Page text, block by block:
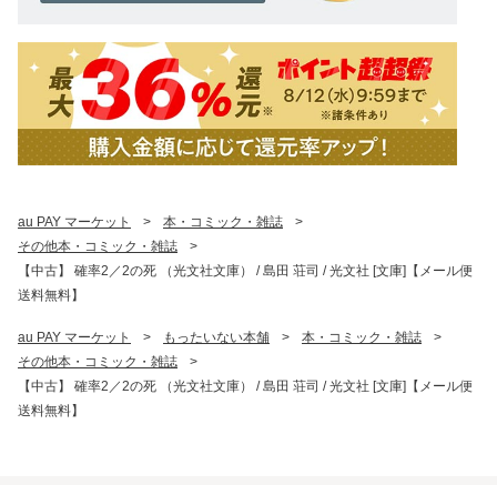
au PAY マーケット > 本・コミック・雑誌
>
その他本・コミック・雑誌
>
【中古】 確率2／2の死 （光文社文庫） / 島田 荘司 / 光文社 [文庫]【メール便
送料無料】
au PAY マーケット > もったいない本舗 > 本・コミック・雑誌
>
その他本・コミック・雑誌
>
【中古】 確率2／2の死 （光文社文庫） / 島田 荘司 / 光文社 [文庫]【メール便
送料無料】